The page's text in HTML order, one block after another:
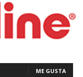
ME GUSTA